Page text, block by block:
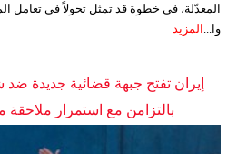
المعدّلة، في خطوة قد تمثل تحولاً في تعامل
وا...
المزيد
إيران تفتح جبهة قضائية جديدة
بالتزامن مع استمرار ملاحقة